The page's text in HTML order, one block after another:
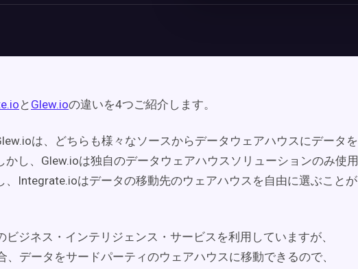
と Glew.ioの違いを4つご紹介します。
は、どちらも様々なソースからデータウェアハウスにデータを
かし、Glew.ioは独自のデータウェアハウスソリューションのみ使用
、Integrate.ioはデータの移動先のウェアハウスを自由に選ぶことが
ビジネス・インテリジェンス・サービスを利用していますが、
、データをサードパーティのウェアハウスに移動できるので、